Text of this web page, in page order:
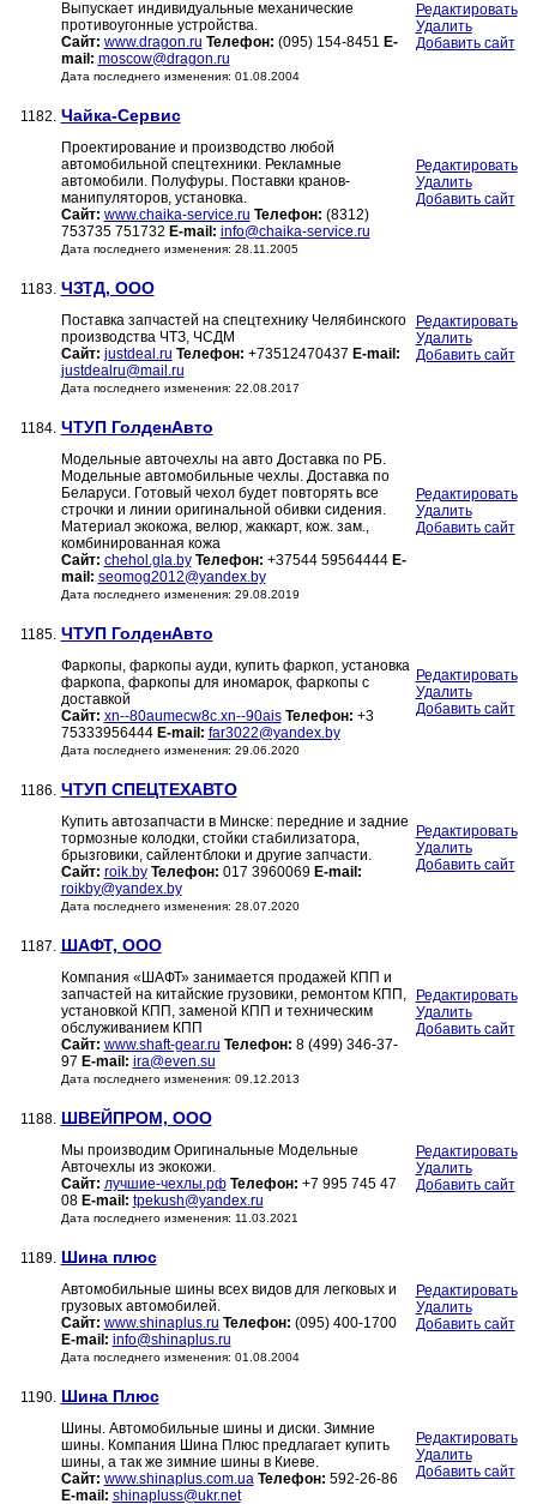
Выпускает индивидуальные механические
противоугонные устройства.
Сайт: www.dragon.ru Телефон: (095) 154-8451 E-
mail: moscow@dragon.ru
Дата последнего изменения: 01.08.2004
Редактировать
Удалить
Добавить сайт
1182. Чайка-Сервис
Проектирование и производство любой
автомобильной спецтехники. Рекламные
автомобили. Полуфуры. Поставки кранов-
манипуляторов, установка.
Сайт: www.chaika-service.ru Телефон: (8312)
753735 751732 E-mail: info@chaika-service.ru
Дата последнего изменения: 28.11.2005
Редактировать
Удалить
Добавить сайт
1183. ЧЗТД, ООО
Поставка запчастей на спецтехнику Челябинского
производства ЧТЗ, ЧСДМ
Сайт: justdeal.ru Телефон: +73512470437 E-mail:
justdealru@mail.ru
Дата последнего изменения: 22.08.2017
Редактировать
Удалить
Добавить сайт
1184. ЧТУП ГолденАвто
Модельные авточехлы на авто Доставка по РБ.
Модельные автомобильные чехлы. Доставка по
Беларуси. Готовый чехол будет повторять все
строчки и линии оригинальной обивки сидения.
Материал экокожа, велюр, жаккарт, кож. зам.,
комбинированная кожа
Сайт: chehol.gla.by Телефон: +37544 59564444 E-
mail: seomog2012@yandex.by
Дата последнего изменения: 29.08.2019
Редактировать
Удалить
Добавить сайт
1185. ЧТУП ГолденАвто
Фаркопы, фаркопы ауди, купить фаркоп, установка
фаркопа, фаркопы для иномарок, фаркопы с
доставкой
Сайт: xn--80aumecw8c.xn--90ais Телефон: +3
75333956444 E-mail: far3022@yandex.by
Дата последнего изменения: 29.06.2020
Редактировать
Удалить
Добавить сайт
1186. ЧТУП СПЕЦТЕХАВТО
Купить автозапчасти в Минске: передние и задние
тормозные колодки, стойки стабилизатора,
брызговики, сайлентблоки и другие запчасти.
Сайт: roik.by Телефон: 017 3960069 E-mail:
roikby@yandex.by
Дата последнего изменения: 28.07.2020
Редактировать
Удалить
Добавить сайт
1187. ШАФТ, ООО
Компания «ШАФТ» занимается продажей КПП и
запчастей на китайские грузовики, ремонтом КПП,
установкой КПП, заменой КПП и техническим
обслуживанием КПП
Сайт: www.shaft-gear.ru Телефон: 8 (499) 346-37-
97 E-mail: ira@even.su
Дата последнего изменения: 09.12.2013
Редактировать
Удалить
Добавить сайт
1188. ШВЕЙПРОМ, ООО
Мы производим Оригинальные Модельные
Авточехлы из экокожи.
Сайт: лучшие-чехлы.рф Телефон: +7 995 745 47
08 E-mail: tpekush@yandex.ru
Дата последнего изменения: 11.03.2021
Редактировать
Удалить
Добавить сайт
1189. Шина плюс
Автомобильные шины всех видов для легковых и
грузовых автомобилей.
Сайт: www.shinaplus.ru Телефон: (095) 400-1700
E-mail: info@shinaplus.ru
Дата последнего изменения: 01.08.2004
Редактировать
Удалить
Добавить сайт
1190. Шина Плюс
Шины. Автомобильные шины и диски. Зимние
шины. Компания Шина Плюс предлагает купить
шины, а так же зимние шины в Киеве.
Сайт: www.shinaplus.com.ua Телефон: 592-26-86
E-mail: shinapluss@ukr.net
Редактировать
Удалить
Добавить сайт